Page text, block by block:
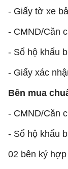
- Giấy tờ xe
- CMND/Căn
- Sổ hộ khẩu
- Giấy xác
Bên mua
- CMND/Căn
- Sổ hộ khẩu
02 bên ký